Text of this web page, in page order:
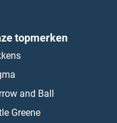
topmerken
and Ball
Greene